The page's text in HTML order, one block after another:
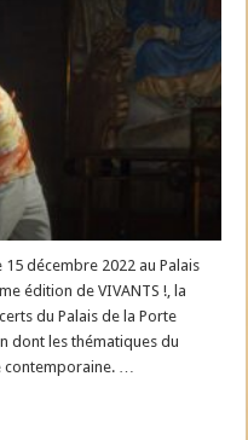
15 décembre 2022 au Palais
édition de VIVANTS !, la
du Palais de la Porte
dont les thématiques du
contemporaine. …